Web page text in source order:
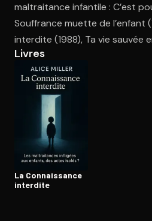
Ouvre l'app Appareil photo,
maltraitance infantile : C’est
Souffrance muette de l’enfant
interdite (1988), Ta vie sauvée
Livres
La Connais­sance
interdite